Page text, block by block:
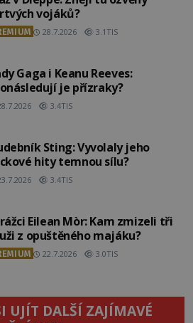
vojáků?
28.7.2026 3.1TIS
Gaga i Keanu Reeves:
je přízraky?
3.4TIS
Sting: Vyvolaly jeho
hity temnou sílu?
3.4TIS
Eilean Mòr: Kam zmizeli tři
z opuštěného majáku?
22.7.2026 3.0TIS
UJÍT DALŠÍ ZAJÍMAVÉ